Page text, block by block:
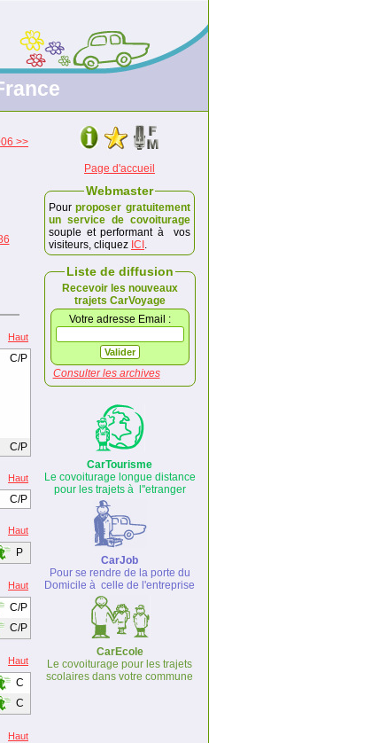
>>
Haut
C/P
C/P
Haut
C/P
Haut
P
Haut
C/P
C/P
Haut
C
C
Haut
Page d'accueil
Webmaster
Pour proposer gratuitement
un service de covoiturage
souple et performant à vos
visiteurs, cliquez ICI .
Liste de diffusion
Recevoir les nouveaux
trajets CarVoyage
Votre adresse Email :
Consulter les archives
CarTourisme
Le covoiturage longue distance
pour les trajets à l''etranger
CarJob
Pour se rendre de la porte du
Domicile à celle de l'entreprise
CarEcole
Le covoiturage pour les trajets
scolaires dans votre commune